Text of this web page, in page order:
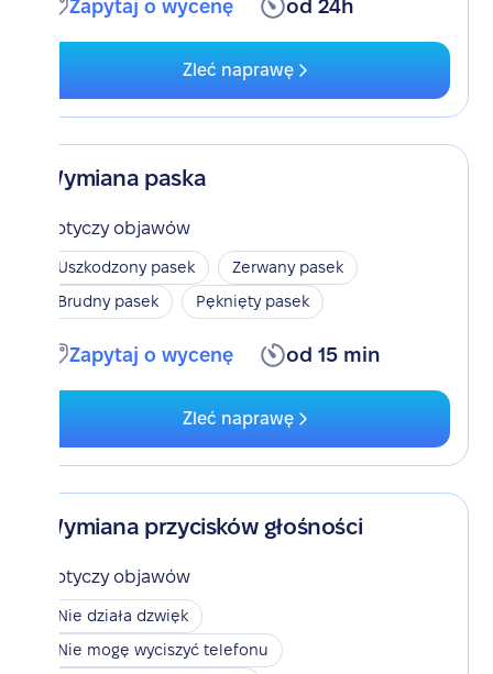
Zapytaj o wycenę od 24h
Zleć naprawę
Wymiana paska
Dotyczy objawów
Uszkodzony pasek
Zerwany pasek
Brudny pasek
Pęknięty pasek
Zapytaj o wycenę od 15 min
Zleć naprawę
Wymiana przycisków głośności
Dotyczy objawów
Nie działa dzwięk
Nie mogę wyciszyć telefonu